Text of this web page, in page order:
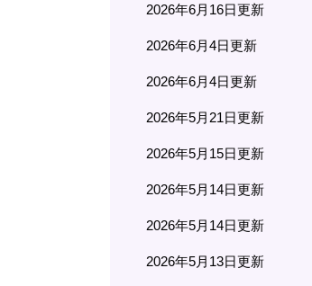
2026年6月16日更新
2026年6月4日更新
2026年6月4日更新
2026年5月21日更新
2026年5月15日更新
2026年5月14日更新
2026年5月14日更新
2026年5月13日更新